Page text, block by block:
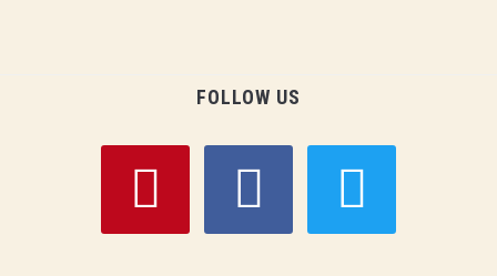
FOLLOW US